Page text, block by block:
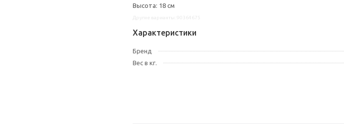
Высота: 18 см
Характеристики
Бренд
Вес в кг.